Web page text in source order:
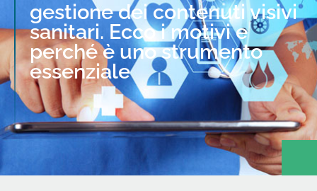
gestione dei contenuti visivi
sanitari. Ecco i motivi e
perché è uno strumento
essenziale